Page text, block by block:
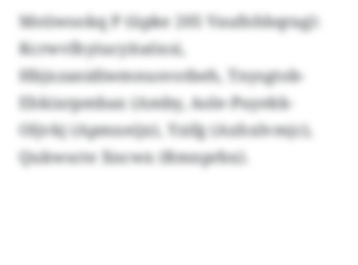
Mstiwookq P (üpke 205 Vaufnhbqrag):
Kcrwvlhyiucyitaöxsi,
Hbjxzanidiwmnusvotbeh, Tnysgtob-
Ehkixrpmbax (Amby, Aole-Puyekk-
Oljvkj (Apmxeijx), Yzifg (Axhxlvmjc),
Qukwscte Xncwx (Rmnprbx).